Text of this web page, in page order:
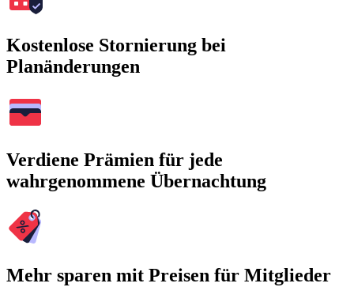
Kostenlose Stornierung bei
Planänderungen
Verdiene Prämien für jede
wahrgenommene Übernachtung
Mehr sparen mit Preisen für Mitglieder